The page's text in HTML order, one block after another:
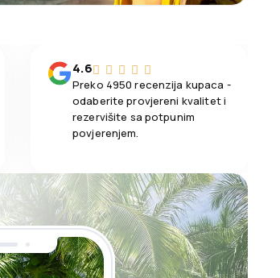
4.6
Preko 4950 recenzija kupaca -
odaberite provjereni kvalitet i
rezervišite sa potpunim
povjerenjem.